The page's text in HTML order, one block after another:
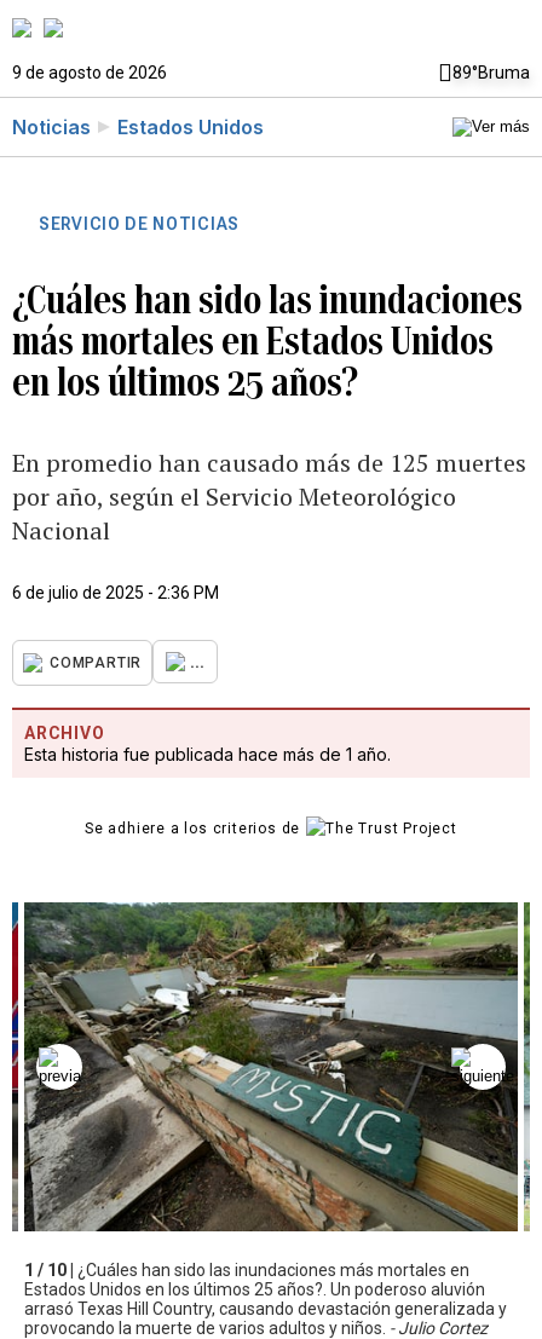
9 de agosto de 2026 89°Bruma
Noticias Estados Unidos
SERVICIO DE NOTICIAS
¿Cuáles han sido las inundaciones
más mortales en Estados Unidos
en los últimos 25 años?
En promedio han causado más de 125 muertes
por año, según el Servicio Meteorológico
Nacional
6 de julio de 2025 - 2:36 PM
COMPARTIR ...
ARCHIVO
Esta historia fue publicada hace más de 1 año.
Se adhiere a los criterios de
1 / 10 | ¿Cuáles han sido las inundaciones más mortales en
Estados Unidos en los últimos 25 años?. Un poderoso aluvión
arrasó Texas Hill Country, causando devastación generalizada y
provocando la muerte de varios adultos y niños. - Julio Cortez